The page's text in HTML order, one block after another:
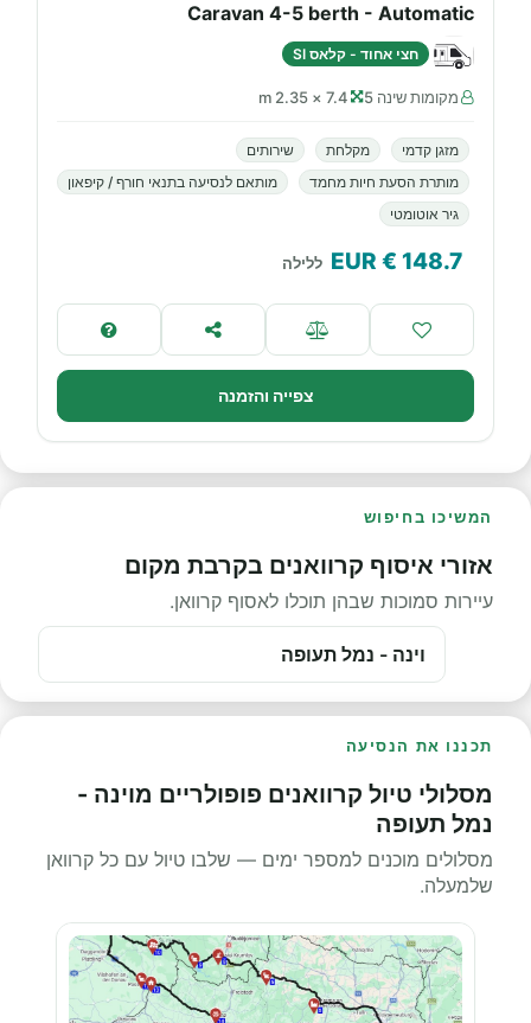
Caravan 4-5 berth - Automatic
חצי אחוד - קלאס SI
מקומות שינה 5 7.4 × 2.35 m
מזגן קדמי מקלחת
שירותים
מותרת הסעת חיות מחמד
מותאם לנסיעה בתנאי חורף / קיפאון
גיר אוטומטי
148.7
€ EUR ללילה
צפייה והזמנה
המשיכו בחיפוש
אזורי איסוף קרוואנים בקרבת מקום
עיירות סמוכות שבהן תוכלו לאסוף קרוואן.
וינה - נמל תעופה
תכננו את הנסיעה
מסלולי טיול קרוואנים פופולריים מוינה -
נמל תעופה
מסלולים מוכנים למספר ימים — שלבו טיול עם כל קרוואן
שלמעלה.